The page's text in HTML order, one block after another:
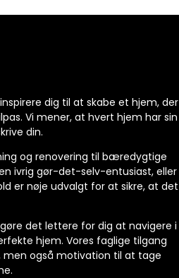
dig til at skabe et hjem, der
Vi mener, at hvert hjem har sin
din.
og renovering til bæredygtige
ivrig gør-det-selv-entusiast, eller
er nøje udvalgt for at sikre, at det
det lettere for dig at navigere i
hjem. Vores faglige tilgang
men også motivation til at tage